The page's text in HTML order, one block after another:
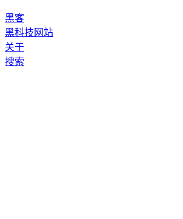
黑客
黑科技网站
关于
搜索